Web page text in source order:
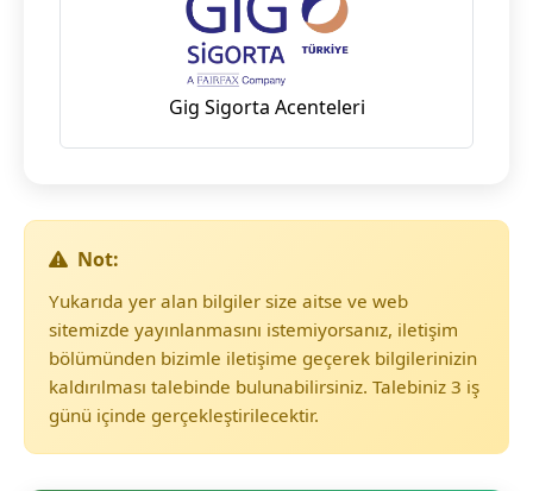
Gig Sigorta Acenteleri
Not:
Yukarıda yer alan bilgiler size aitse ve web
sitemizde yayınlanmasını istemiyorsanız, iletişim
bölümünden bizimle iletişime geçerek bilgilerinizin
kaldırılması talebinde bulunabilirsiniz. Talebiniz 3 iş
günü içinde gerçekleştirilecektir.